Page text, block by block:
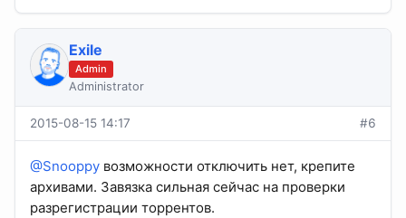
Exile
Admin
Administrator
2015-08-15 14:17 #6
@Snooppy возможности отключить нет, крепите
архивами. Завязка сильная сейчас на проверки
разрегистрации торрентов.